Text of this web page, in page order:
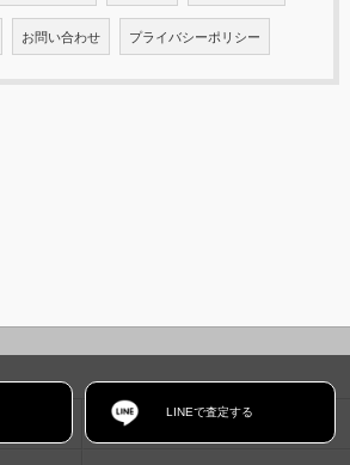
お問い合わせ プライバシーポリシー
LINEで査定する
コンセプト